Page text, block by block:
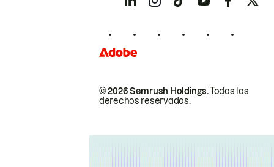
© 2026 Semrush Holdings.Todos los
derechos reservados.